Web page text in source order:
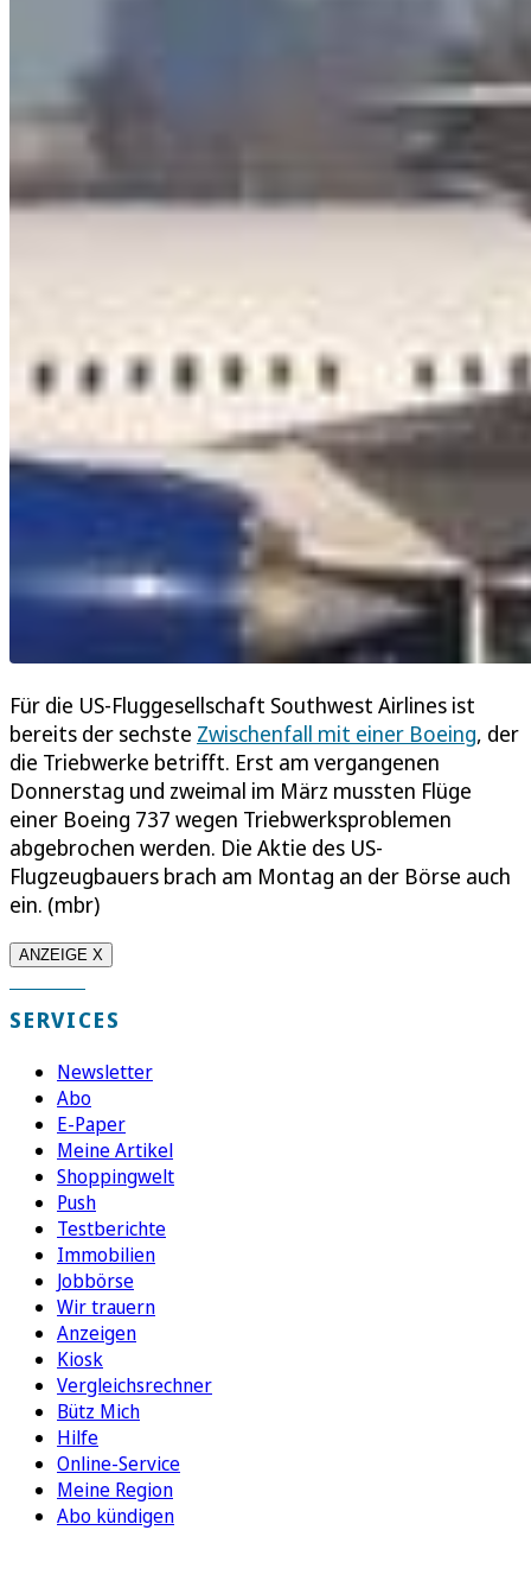
Für die US-Fluggesellschaft Southwest Airlines ist
bereits der sechste Zwischenfall mit einer Boeing, der
die Triebwerke betrifft. Erst am vergangenen
Donnerstag und zweimal im März mussten Flüge
einer Boeing 737 wegen Triebwerksproblemen
abgebrochen werden. Die Aktie des US-
Flugzeugbauers brach am Montag an der Börse auch
ein. (mbr)
ANZEIGE X
SERVICES
Newsletter
Abo
E-Paper
Meine Artikel
Shoppingwelt
Push
Testberichte
Immobilien
Jobbörse
Wir trauern
Anzeigen
Kiosk
Vergleichsrechner
Bütz Mich
Hilfe
Online-Service
Meine Region
Abo kündigen